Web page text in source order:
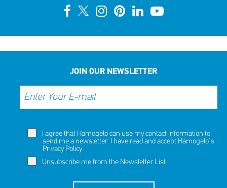
JOIN OUR NEWSLETTER
I agree that Hamogelo can use my contact information to
send me a newsletter. I have read and accept Hamogelo's
Privacy Policy.
Unsubscribe me from the Newsletter List.